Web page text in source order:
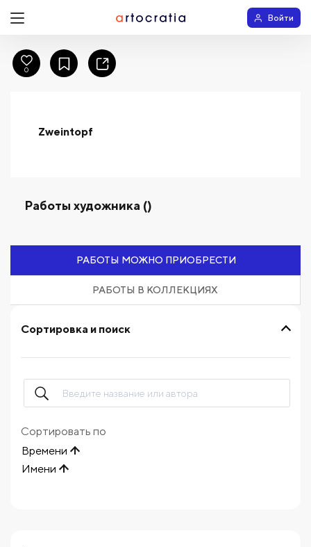
Войти
Zweintopf
Работы художника ()
РАБОТЫ МОЖНО ПРИОБРЕСТИ
РАБОТЫ В КОЛЛЕКЦИЯХ
Сортировка и поиск
Сортировать по
Времени
Имени
0